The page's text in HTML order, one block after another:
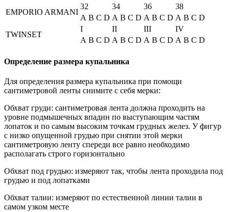
EMPORIO ARMANI
32 34 36
38
A B C D A B C D A B C D A B C D
TWINSET
I II III
IV
A B C D A B C D A B C D A B C D
Определение размера купальника
Для определения размера купальника при помощи
сантиметровой ленты снимите с себя мерки:
Обхват груди: сантиметровая лента должна проходить на
уровне подмышечных впадин по выступающим частям
лопаток и по самым высоким точкам грудных желез. У фигур
с низко опущенной грудью при снятии этой мерки
сантиметровую ленту спереди все равно необходимо
располагать строго горизонтально
Обхват под грудью: измеряют так, чтобы лента проходила под
грудью и под лопатками
Обхват талии: измеряют по естественной линии талии в
самом узком месте